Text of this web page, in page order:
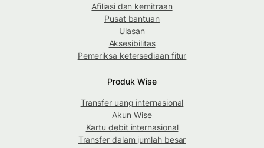
Afiliasi dan kemitraan
Pusat bantuan
Ulasan
Aksesibilitas
Pemeriksa ketersediaan fitur
Produk Wise
Transfer uang internasional
Akun Wise
Kartu debit internasional
Transfer dalam jumlah besar